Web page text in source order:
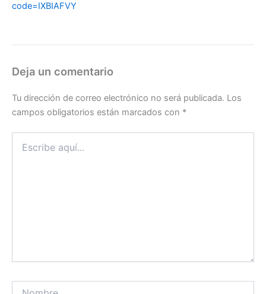
code=IXBIAFVY
Deja un comentario
Tu dirección de correo electrónico no será publicada. Los
campos obligatorios están marcados con *
aquí...